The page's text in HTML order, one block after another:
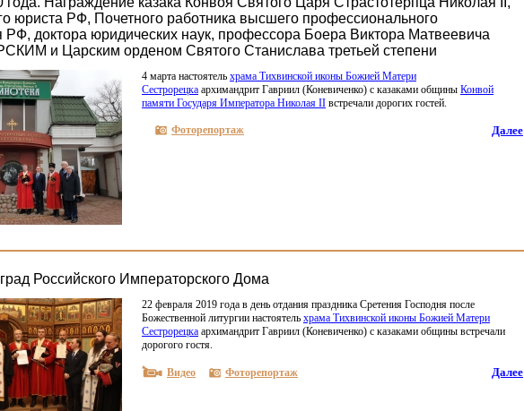
юриста РФ, Почетного работника высшего профессионального
РФ, доктора юридических наук, профессора Боера Виктора Матвеевича
и Царским орденом Святого Станислава третьей степени
4 марта настоятель храма Тихвинской иконы Божией Матери
Сестрорецка архимандрит Гавриил (Коневиченко) с казаками общины Конвой
памяти Государя Императора Николая II встречали дорогих гостей.
Далее
Фоторепортаж
Российского Императорского Дома
22 февраля 2019 года в день отдания праздника Сретения Господня после
Божественной литургии настоятель храма Тихвинской иконы Божией Матери
Сестрорецка архимандрит Гавриил (Коневиченко) с казаками общины встречали
дорогого гостя.
Далее
Видео Фоторепортаж